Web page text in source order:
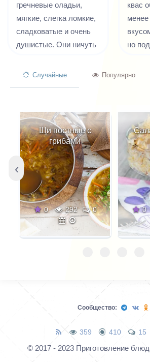
гречневые оладьи,
мягкие, слегка ломкие,
сладковатые и очень
душистые. Они ничуть
универсальны, чем
как со сладкими, так и
с несладкими
дополнениями.
квас
но
как
Случайные Популярно
Щи постные с
грибами
0 292 0 0
‹
Сообщество:
359 410 15
© 2017 - 2023 Приготовление